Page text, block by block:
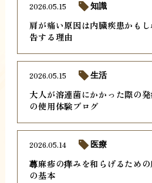
肩が痛い原因は内臓疾患かも
告する理由
2026.05.15 知識
大人が溶連菌にかかった際の
の使用体験ブログ
2026.05.15 生活
蕁麻疹の痒みを和らげるため
の基本
2026.05.14 医療